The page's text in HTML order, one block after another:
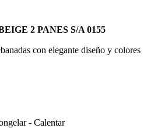
2 PANES S/A 0155
con elegante diseño y colores
- Calentar